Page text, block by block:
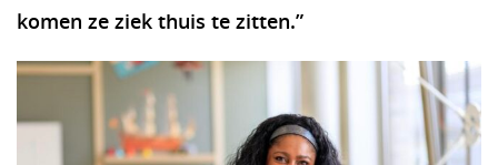
komen ze ziek thuis te zitten.”